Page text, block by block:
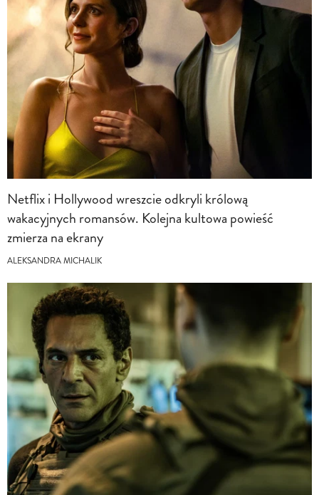
Netflix i Hollywood wreszcie odkryli królową
wakacyjnych romansów. Kolejna kultowa powieść
zmierza na ekrany
ALEKSANDRA MICHALIK